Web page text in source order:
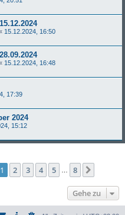
15.12.2024, 16:50
15.12.2024, 16:48
17:39
2024
15:12
1von
1 2 3 4 5 8
Gehe zu